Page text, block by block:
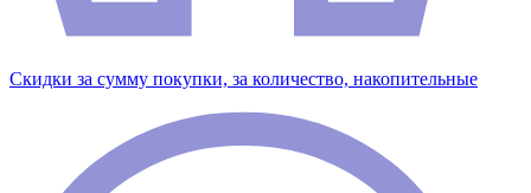
Скидки за сумму покупки, за количество, накопительные